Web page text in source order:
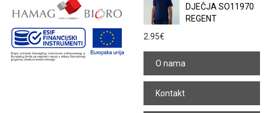
DJEČJA SO11970
REGENT
2.95€
O nama
Kontakt